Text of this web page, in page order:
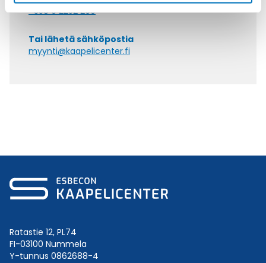
+358 9 2252 260
Tai lähetä sähköpostia
myynti@kaapelicenter.fi
Ratastie 12, PL74
FI-03100 Nummela
Y-tunnus 0862688-4